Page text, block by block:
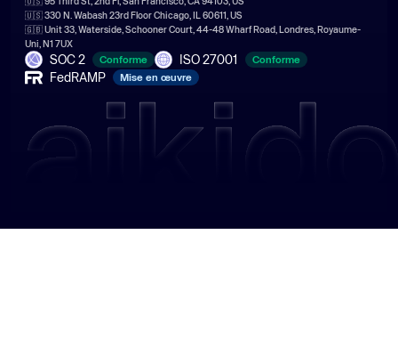
🇺🇸 330 N. Wabash 23rd Floor Chicago, IL 60611, US
🇬🇧 Unit 33, Waterside, Schooner Court, 44-48 Wharf Road, Londres, Royaume-
Uni, N1 7UX
SOC 2 Conforme ISO 27001 Conforme
FedRAMP Mise en œuvre